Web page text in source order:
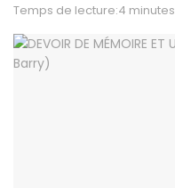
Temps de lecture:4 minutes